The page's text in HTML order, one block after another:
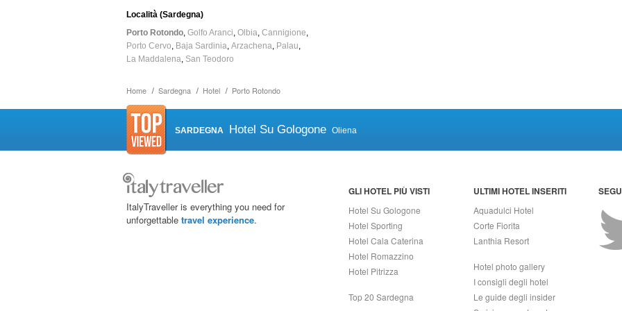
Home Sardegna Hotel Porto Rotondo
Località (Sardegna)
Porto Rotondo Golfo Aranci Olbia Cannigione
Porto Cervo
Baja Sardinia Arzachena Palau
La Maddalena San Teodoro
SARDEGNA Hotel Su Gologone Oliena
ItalyTraveller is everything you need for
unforgettable travel experience.
GLI HOTEL PIÙ VISTI
Hotel Su Gologone
Hotel Sporting
Hotel Cala Caterina
Hotel Romazzino
Hotel Pitrizza
Top 20 Sardegna
ULTIMI HOTEL INSERITI
Aquadulci Hotel
Corte Fiorita
Lanthia Resort
Hotel photo gallery
I consigli degli hotel
Le guide degli insider